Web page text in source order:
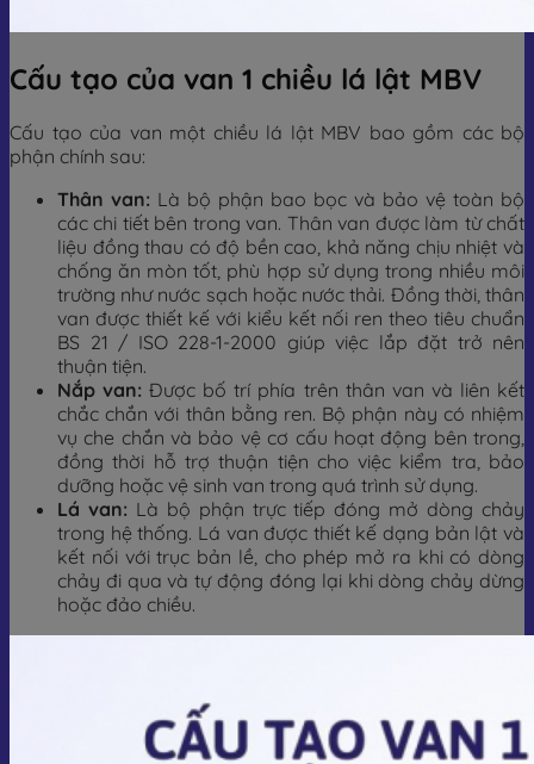
Cấu tạo của van 1 chiều lá lật MBV
Cấu tạo của van một chiều lá lật MBV bao gồm các bộ
phận chính sau:
Thân van: Là bộ phận bao bọc và bảo vệ toàn bộ
các chi tiết bên trong van. Thân van được làm từ chất
liệu đồng thau có độ bền cao, khả năng chịu nhiệt và
chống ăn mòn tốt, phù hợp sử dụng trong nhiều môi
trường như nước sạch hoặc nước thải. Đồng thời, thân
van được thiết kế với kiểu kết nối ren theo tiêu chuẩn
BS 21 / ISO 228-1-2000 giúp việc lắp đặt trở nên
thuận tiện.
Nắp van: Được bố trí phía trên thân van và liên kết
chắc chắn với thân bằng ren. Bộ phận này có nhiệm
vụ che chắn và bảo vệ cơ cấu hoạt động bên trong,
đồng thời hỗ trợ thuận tiện cho việc kiểm tra, bảo
dưỡng hoặc vệ sinh van trong quá trình sử dụng.
Lá van: Là bộ phận trực tiếp đóng mở dòng chảy
trong hệ thống. Lá van được thiết kế dạng bản lật và
kết nối với trục bản lề, cho phép mở ra khi có dòng
chảy đi qua và tự động đóng lại khi dòng chảy dừng
hoặc đảo chiều.